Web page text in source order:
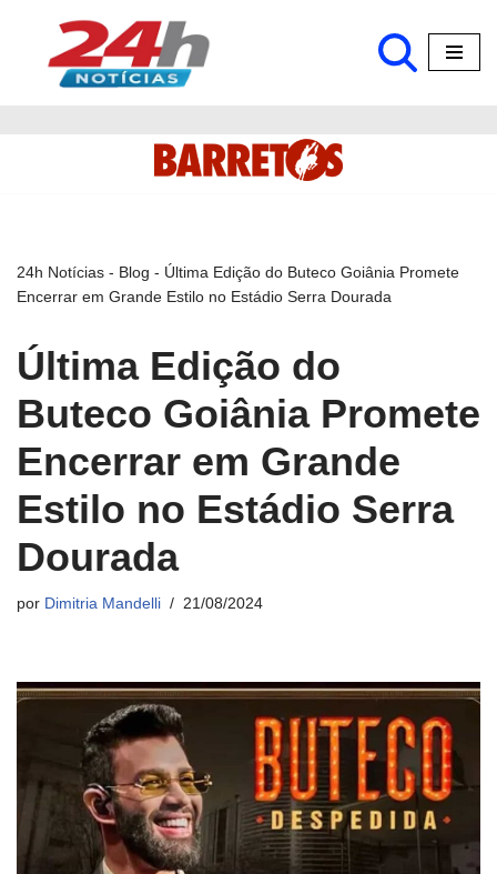
Pular
24h Notícias - Blog - Última Edição do Buteco Goiânia Promete
Encerrar em Grande Estilo no Estádio Serra Dourada
Última Edição do
Buteco Goiânia Promete
Encerrar em Grande
Estilo no Estádio Serra
Dourada
por Dimitria Mandelli 21/08/2024